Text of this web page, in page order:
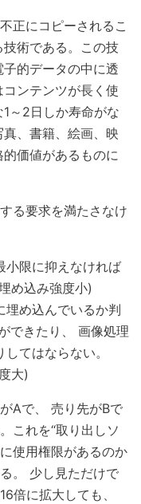
正にコピーされるこ
術である。この技
的データの中に透
ンテンツが長く使
～2日しか寿命がな
、書籍、絵画、映
価値があるものに
る要求を満たさなけ
小限に抑えなければ
め込み強度小)
埋め込んでいるか判
できたり、 画像処理
てはならない。
大)
Aで、 売り先がBで
これを“取り出しソ
使用権限があるのか
。 少し見ただけで
倍に拡大しても、